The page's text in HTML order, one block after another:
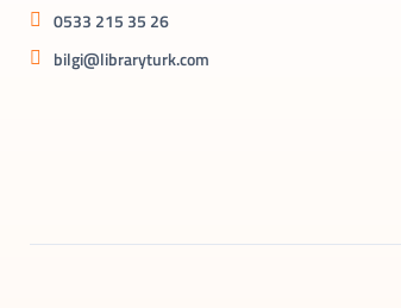
0533 215 35 26
bilgi@libraryturk.com